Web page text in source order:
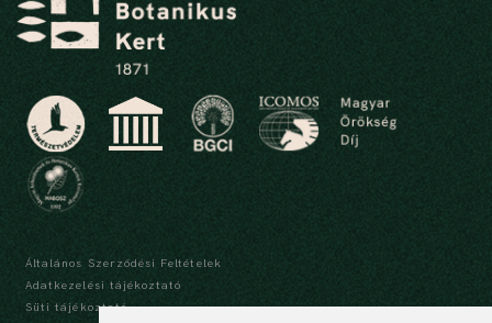
Általános Szerződési Feltételek
Adatkezelési tájékoztató
Süti tájékoztató